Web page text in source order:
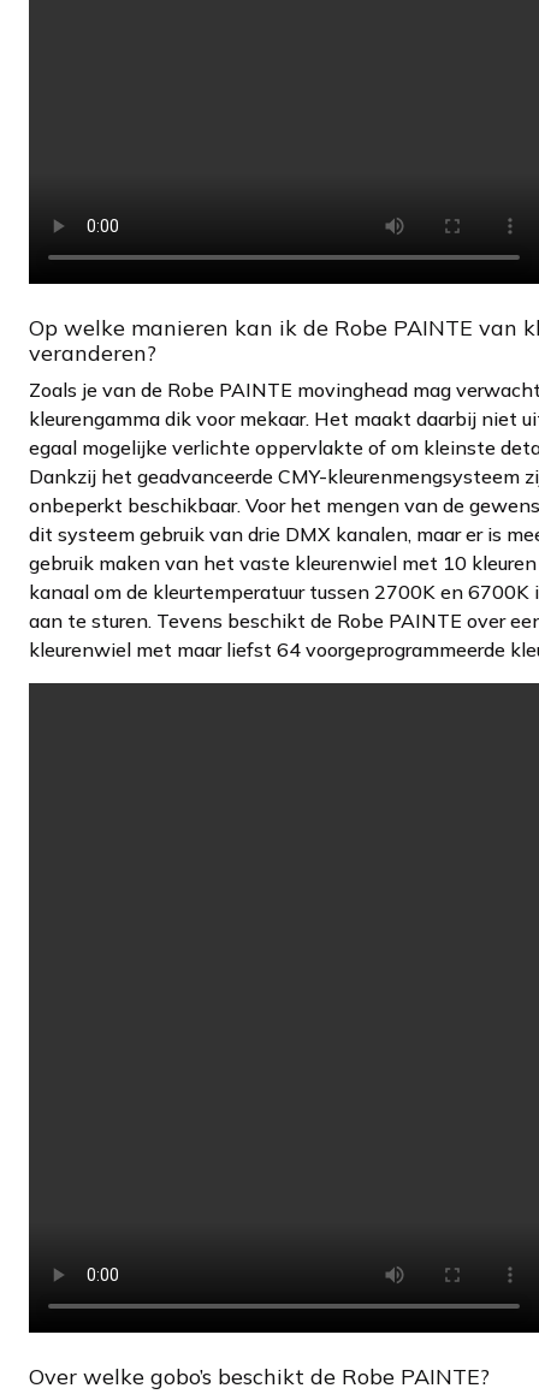
Op welke manieren kan ik de Robe PAINTE van
veranderen?
Zoals je van de Robe PAINTE movinghead mag
kleurengamma dik voor mekaar. Het maakt daarbij niet
egaal mogelijke verlichte oppervlakte of om kleinste
Dankzij het geadvanceerde CMY-kleurenmengsysteem
onbeperkt beschikbaar. Voor het mengen van de
dit systeem gebruik van drie DMX kanalen, maar er is
gebruik maken van het vaste kleurenwiel met 10
kanaal om de kleurtemperatuur tussen 2700K en
aan te sturen. Tevens beschikt de Robe PAINTE over
kleurenwiel met maar liefst 64 voorgeprogrammeerde
Over welke gobo’s beschikt de Robe PAINTE?